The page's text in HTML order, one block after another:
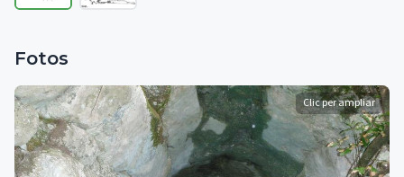
Fotos
Clic per ampliar